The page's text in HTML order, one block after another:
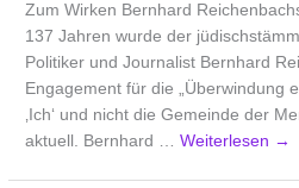
Zum Wirken Bernhard
137 Jahren wurde der
Politiker und Journalist Bernhard
Engagement für die „Überwindung
‚Ich‘ und nicht die Gemeinde der
aktuell. Bernhard …Weiterlesen →